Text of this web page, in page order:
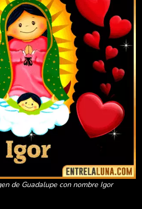
de Guadalupe con nombre Igor